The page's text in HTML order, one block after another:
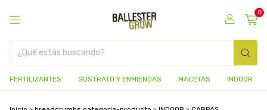
0
FERTILIZANTES SUSTRATO Y ENMIENDAS MACETAS INDOOR